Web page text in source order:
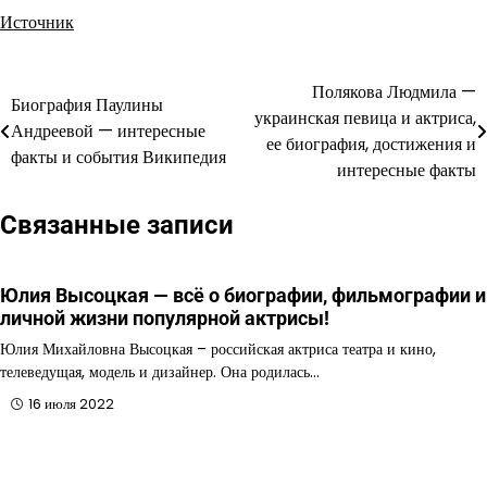
Источник
Навигация
по
записям
Биография Паулины
Андреевой — интересные
факты и события Википедия
Полякова Людмила —
украинская певица и актриса,
ее биография, достижения и
интересные факты
Связанные записи
Юлия Высоцкая — всё о биографии, фильмографии и
личной жизни популярной актрисы!
Юлия Михайловна Высоцкая – российская актриса театра и кино,
телеведущая, модель и дизайнер. Она родилась…
16 июля 2022